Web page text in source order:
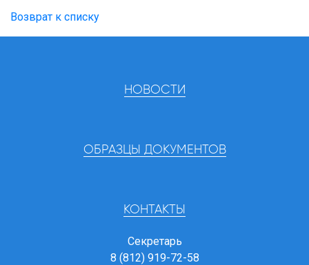
Возврат к списку
НОВОСТИ
ОБРАЗЦЫ ДОКУМЕНТОВ
КОНТАКТЫ
Секретарь
8 (812) 919-72-58